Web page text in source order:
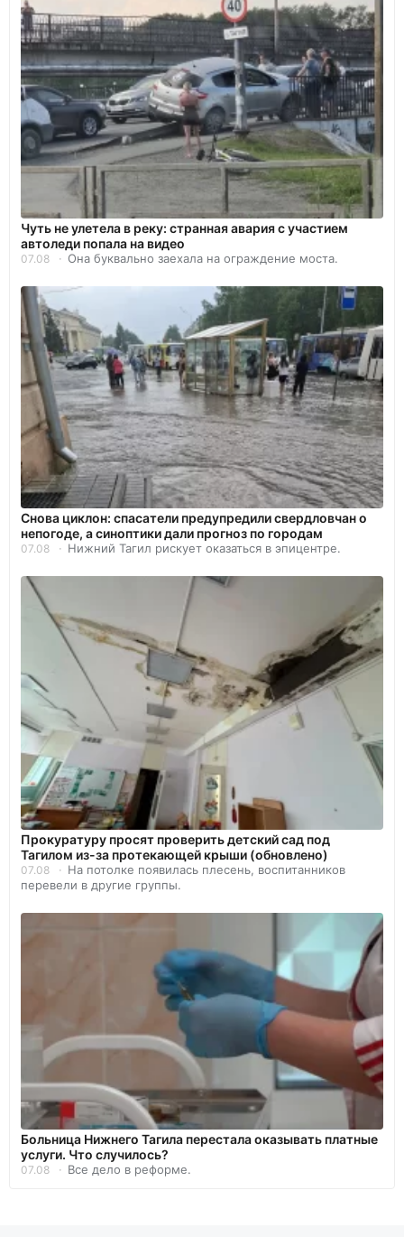
Чуть не улетела в реку: странная авария с участием
автоледи попала на видео
07.08 Она буквально заехала на ограждение моста.
Снова циклон: спасатели предупредили свердловчан о
непогоде, а синоптики дали прогноз по городам
07.08 Нижний Тагил рискует оказаться в эпицентре.
Прокуратуру просят проверить детский сад под
Тагилом из-за протекающей крыши (обновлено)
07.08
На потолке появилась плесень, воспитанников
перевели в другие группы.
Больница Нижнего Тагила перестала оказывать платные
услуги. Что случилось?
07.08 Все дело в реформе.